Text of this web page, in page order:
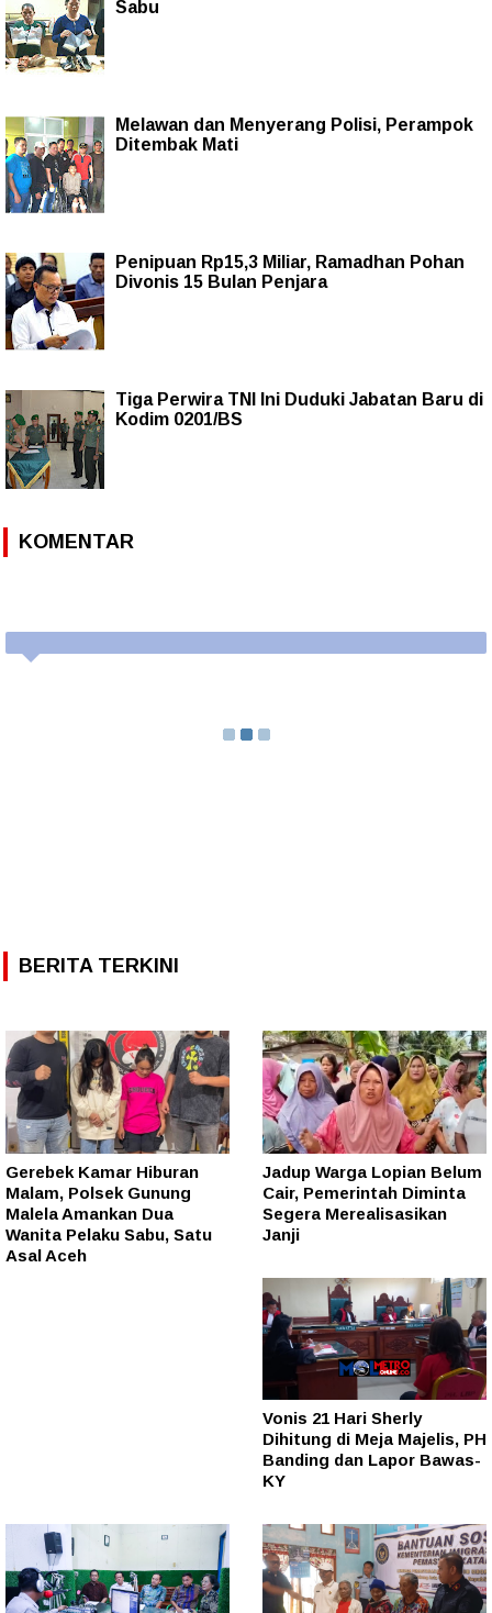
Sabu
Melawan dan Menyerang Polisi, Perampok
Ditembak Mati
Penipuan Rp15,3 Miliar, Ramadhan Pohan
Divonis 15 Bulan Penjara
Tiga Perwira TNI Ini Duduki Jabatan Baru di
Kodim 0201/BS
KOMENTAR
BERITA TERKINI
Gerebek Kamar Hiburan
Malam, Polsek Gunung
Malela Amankan Dua
Wanita Pelaku Sabu, Satu
Asal Aceh
Jadup Warga Lopian Belum
Cair, Pemerintah Diminta
Segera Merealisasikan
Janji
Vonis 21 Hari Sherly
Dihitung di Meja Majelis, PH
Banding dan Lapor Bawas-
KY